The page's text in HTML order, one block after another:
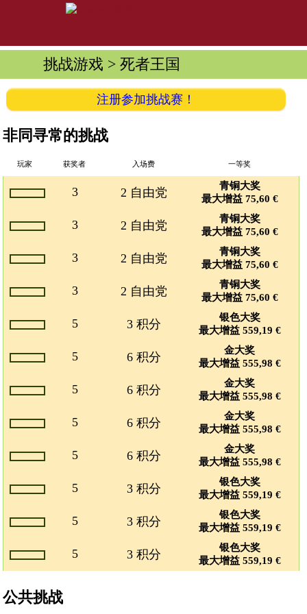
挑战游戏 > 死者王国
注册参加挑战赛！
非同寻常的挑战
玩家 获奖者 入场费 一等奖
3 2 自由党
青铜大奖
最大增益 75,60 €
3 2 自由党
青铜大奖
最大增益 75,60 €
3 2 自由党
青铜大奖
最大增益 75,60 €
3 2 自由党
青铜大奖
最大增益 75,60 €
5 3 积分
银色大奖
最大增益 559,19 €
5 6 积分
金大奖
最大增益 555,98 €
5 6 积分
金大奖
最大增益 555,98 €
5 6 积分
金大奖
最大增益 555,98 €
5 6 积分
金大奖
最大增益 555,98 €
5 3 积分
银色大奖
最大增益 559,19 €
5 3 积分
银色大奖
最大增益 559,19 €
5 3 积分
银色大奖
最大增益 559,19 €
公共挑战